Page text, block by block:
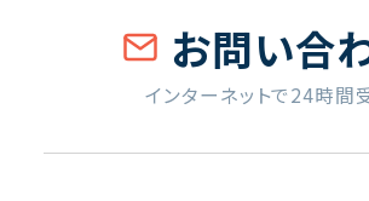
お問い合
インターネットで24時間